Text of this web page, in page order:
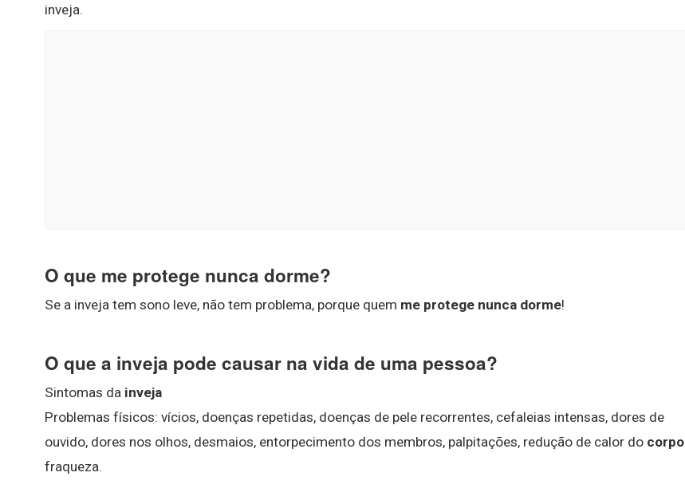
inveja.
O que me protege nunca dorme?
Se a inveja tem sono leve, não tem problema, porque quem me protege nunca dorme!
O que a inveja pode causar na vida de uma pessoa?
Sintomas da inveja
Problemas físicos: vícios, doenças repetidas, doenças de pele recorrentes, cefaleias intensas, dores de
ouvido, dores nos olhos, desmaios, entorpecimento dos membros, palpitações, redução de calor do corpo
fraqueza.